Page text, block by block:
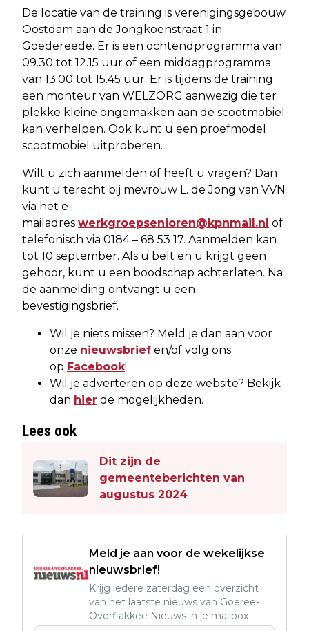
De locatie van de training is verenigingsgebouw
Oostdam aan de Jongkoenstraat 1 in
Goedereede. Er is een ochtendprogramma van
09.30 tot 12.15 uur of een middagprogramma
van 13.00 tot 15.45 uur. Er is tijdens de training
een monteur van WELZORG aanwezig die ter
plekke kleine ongemakken aan de scootmobiel
kan verhelpen. Ook kunt u een proefmodel
scootmobiel uitproberen.
Wilt u zich aanmelden of heeft u vragen? Dan
kunt u terecht bij mevrouw L. de Jong van VVN
via het e-
mailadres werkgroepsenioren@kpnmail.nl of
telefonisch via 0184 – 68 53 17. Aanmelden kan
tot 10 september. Als u belt en u krijgt geen
gehoor, kunt u een boodschap achterlaten. Na
de aanmelding ontvangt u een
bevestigingsbrief.
Wil je niets missen? Meld je dan aan voor
onze nieuwsbrief en/of volg ons
op Facebook!
Wil je adverteren op deze website? Bekijk
dan hier de mogelijkheden.
Lees ook
Dit zijn de
gemeenteberichten van
augustus 2024
Meld je aan voor de wekelijkse
nieuwsbrief!
Krijg iedere zaterdag een overzicht
van het laatste nieuws van Goeree-
Overflakkee Nieuws in je mailbox